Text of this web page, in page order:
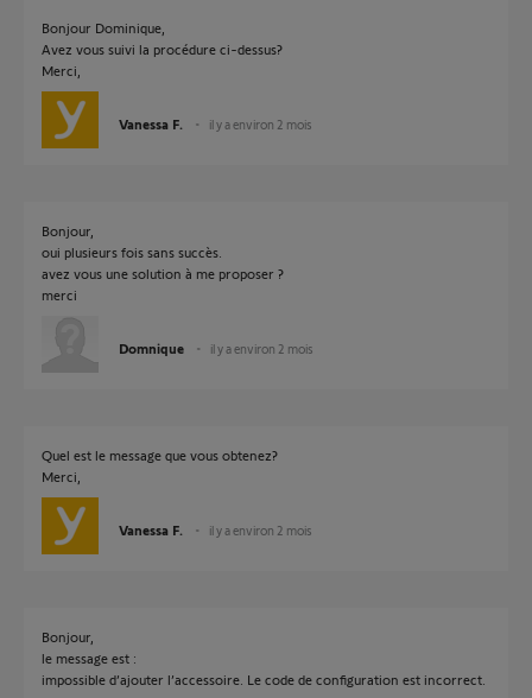
Bonjour Dominique,
Avez vous suivi la procédure ci-dessus?
Merci,
Vanessa F. il y a environ 2 mois
Bonjour,
oui plusieurs fois sans succès.
avez vous une solution à me proposer ?
merci
Domnique il y a environ 2 mois
Quel est le message que vous obtenez?
Merci,
Vanessa F. il y a environ 2 mois
Bonjour,
le message est :
impossible d’ajouter l’accessoire. Le code de configuration est incorrect.